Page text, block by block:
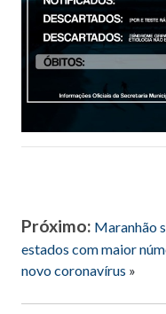
Próximo: Maranhão
estados com maior
novo coronavírus »